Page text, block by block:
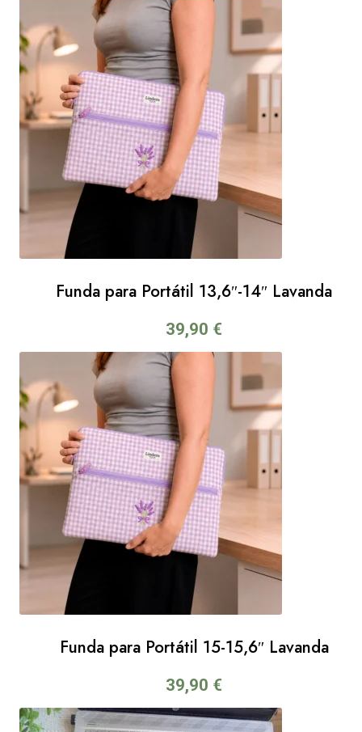
Funda para Portátil 13,6″-14″ Lavanda
39,90 €
Funda para Portátil 15-15,6″ Lavanda
39,90 €